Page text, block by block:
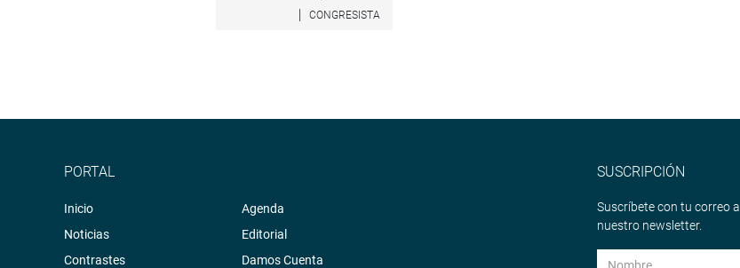
CONGRESISTA
PORTAL
Inicio
Noticias
Contrastes
Agenda
Editorial
Damos Cuenta
SUSCRIPCIÓN
Suscríbete con tu correo a
nuestro newsletter.